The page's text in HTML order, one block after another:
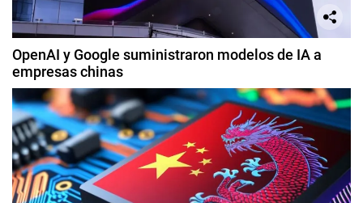
OpenAI y Google suministraron modelos de IA a
empresas chinas